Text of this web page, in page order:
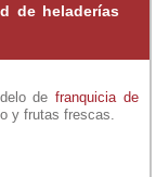
de heladerías
de franquicia de
y frutas frescas.